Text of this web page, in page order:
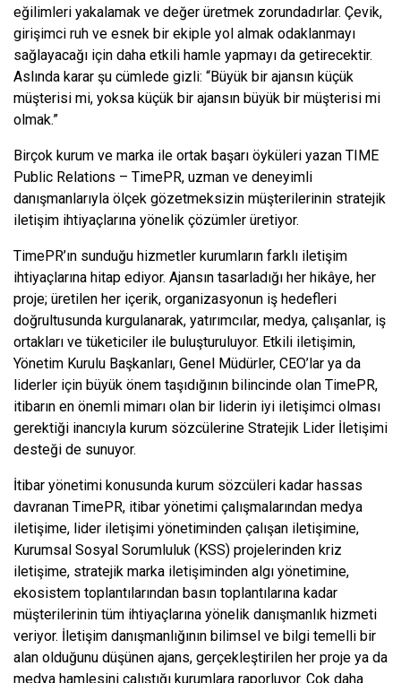
eğilimleri yakalamak ve değer üretmek zorundadırlar. Çevik,
girişimci ruh ve esnek bir ekiple yol almak odaklanmayı
sağlayacağı için daha etkili hamle yapmayı da getirecektir.
Aslında karar şu cümlede gizli: “Büyük bir ajansın küçük
müşterisi mi, yoksa küçük bir ajansın büyük bir müşterisi mi
olmak.”
Birçok kurum ve marka ile ortak başarı öyküleri yazan TIME
Public Relations – TimePR, uzman ve deneyimli
danışmanlarıyla ölçek gözetmeksizin müşterilerinin stratejik
iletişim ihtiyaçlarına yönelik çözümler üretiyor.
TimePR’ın sunduğu hizmetler kurumların farklı iletişim
ihtiyaçlarına hitap ediyor. Ajansın tasarladığı her hikâye, her
proje; üretilen her içerik, organizasyonun iş hedefleri
doğrultusunda kurgulanarak, yatırımcılar, medya, çalışanlar, iş
ortakları ve tüketiciler ile buluşturuluyor. Etkili iletişimin,
Yönetim Kurulu Başkanları, Genel Müdürler, CEO’lar ya da
liderler için büyük önem taşıdığının bilincinde olan TimePR,
itibarın en önemli mimarı olan bir liderin iyi iletişimci olması
gerektiği inancıyla kurum sözcülerine Stratejik Lider İletişimi
desteği de sunuyor.
İtibar yönetimi konusunda kurum sözcüleri kadar hassas
davranan TimePR, itibar yönetimi çalışmalarından medya
iletişime, lider iletişimi yönetiminden çalışan iletişimine,
Kurumsal Sosyal Sorumluluk (KSS) projelerinden kriz
iletişime, stratejik marka iletişiminden algı yönetimine,
ekosistem toplantılarından basın toplantılarına kadar
müşterilerinin tüm ihtiyaçlarına yönelik danışmanlık hizmeti
veriyor. İletişim danışmanlığının bilimsel ve bilgi temelli bir
alan olduğunu düşünen ajans, gerçekleştirilen her proje ya da
medya hamlesini çalıştığı kurumlara raporluyor. Çok daha